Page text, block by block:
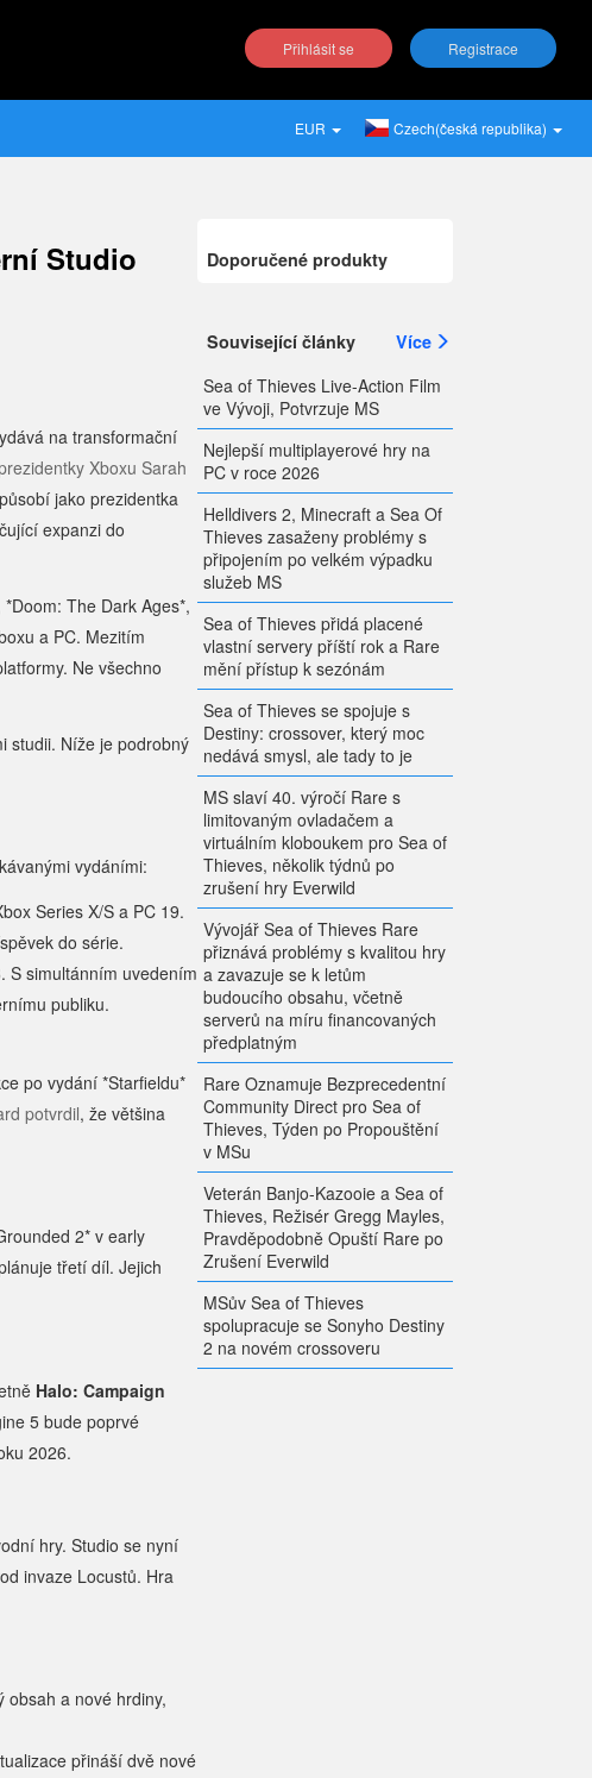
Přihlásit se Registrace
EUR Czech(česká republika)
Studio
na transformační
Xboxu Sarah
jako prezidentka
expanzi do
The Dark Ages*,
a PC. Mezitím
Ne všechno
studii. Níže je podrobný
vydáními:
Series X/S a PC 19.
do série.
S simultánním uvedením
publiku.
po vydání *Starfieldu*
potvrdil, že většina
2* v early
třetí díl. Jejich
Halo: Campaign
5 bude poprvé
2026.
hry. Studio se nyní
invaze Locustů. Hra
obsah a nové hrdiny,
přináší dvě nové
Doporučené produkty
Související články
Více
Sea of Thieves Live-Action Film
ve Vývoji, Potvrzuje MS
Nejlepší multiplayerové hry na
PC v roce 2026
Helldivers 2, Minecraft a Sea Of
Thieves zasaženy problémy s
připojením po velkém výpadku
služeb MS
Sea of Thieves přidá placené
vlastní servery příští rok a Rare
mění přístup k sezónám
Sea of Thieves se spojuje s
Destiny: crossover, který moc
nedává smysl, ale tady to je
MS slaví 40. výročí Rare s
limitovaným ovladačem a
virtuálním kloboukem pro Sea of
Thieves, několik týdnů po
zrušení hry Everwild
Vývojář Sea of Thieves Rare
přiznává problémy s kvalitou hry
a zavazuje se k letům
budoucího obsahu, včetně
serverů na míru financovaných
předplatným
Rare Oznamuje Bezprecedentní
Community Direct pro Sea of
Thieves, Týden po Propouštění
v MSu
Veterán Banjo-Kazooie a Sea of
Thieves, Režisér Gregg Mayles,
Pravděpodobně Opuští Rare po
Zrušení Everwild
MSův Sea of Thieves
spolupracuje se Sonyho Destiny
2 na novém crossoveru